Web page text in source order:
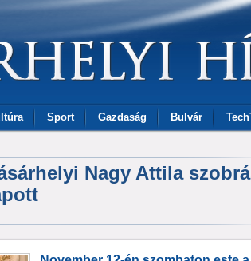
Sport Gazdaság Bulvár
Nagy Attila